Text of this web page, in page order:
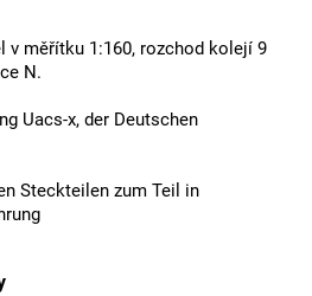
měřítku 1:160, rozchod kolejí 9
N.
Uacs-x, der Deutschen
Steckteilen zum Teil in